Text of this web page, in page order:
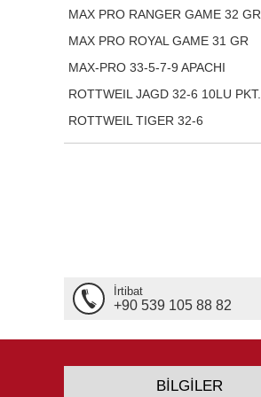
MAX PRO RANGER GAME 32 GR
MAX PRO ROYAL GAME 31 GR
MAX-PRO 33-5-7-9 APACHI
ROTTWEIL JAGD 32-6 10LU PKT.
ROTTWEIL TIGER 32-6
İrtibat
+90 539 105 88 82
BILGILER